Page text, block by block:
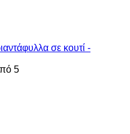
σε κουτί -
5